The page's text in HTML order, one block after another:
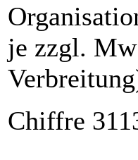
je zzgl.
Chiffre